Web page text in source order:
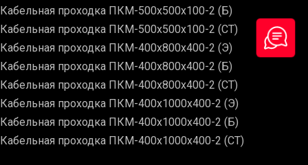
Кабельная проходка ПКМ-500х500х100-2 (Б)
Кабельная проходка ПКМ-500х500х100-2 (СТ)
Кабельная проходка ПКМ-400х800х400-2 (Э)
Кабельная проходка ПКМ-400х800х400-2 (Б)
Кабельная проходка ПКМ-400х800х400-2 (СТ)
Кабельная проходка ПКМ-400х1000х400-2 (Э)
Кабельная проходка ПКМ-400х1000х400-2 (Б)
Кабельная проходка ПКМ-400х1000х400-2 (СТ)